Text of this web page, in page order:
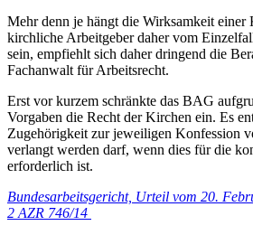
Mehr denn je hängt die Wirksamkeit einer
kirchliche Arbeitgeber daher vom
sein, empfiehlt sich daher dringend die
Fachanwalt für Arbeitsrecht.
Erst vor kurzem schränkte das BAG
Vorgaben die Recht der Kirchen ein. Es
Zugehörigkeit zur jeweiligen Konfession
verlangt werden darf, wenn dies für die
erforderlich ist.
Bundesarbeitsgericht, Urteil vom 20.
2 AZR 746/14